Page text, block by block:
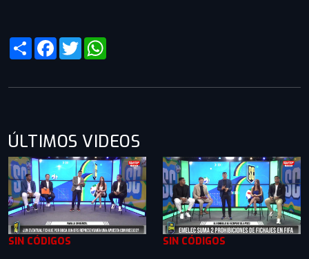
ShareFacebook
Twitter
ÚLTIMOS VIDEOS
SIN CÓDIGOS SIN CÓDIGOS